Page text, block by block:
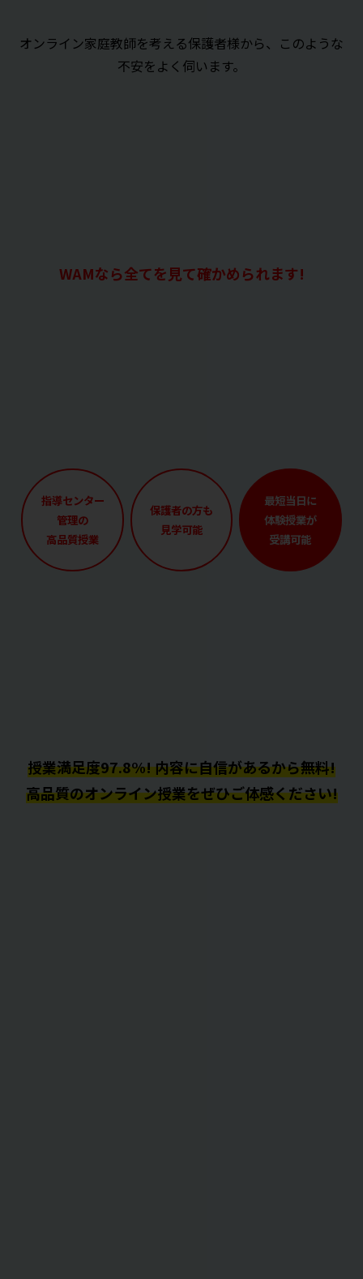
オンライン家庭教師を考える保護者様から、このような
不安をよく伺います。
WAMなら全てを見て確かめられます!
指導センター
管理の
高品質授業
保護者の方も
見学可能
最短当日に
体験授業が
受講可能
授業満足度97.8%! 内容に自信があるから無料!
高品質のオンライン授業をぜひご体感ください!